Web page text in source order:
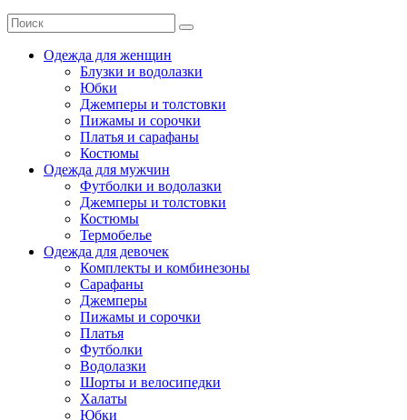
Одежда для женщин
Блузки и водолазки
Юбки
Джемперы и толстовки
Пижамы и сорочки
Платья и сарафаны
Костюмы
Одежда для мужчин
Футболки и водолазки
Джемперы и толстовки
Костюмы
Термобелье
Одежда для девочек
Комплекты и комбинезоны
Сарафаны
Джемперы
Пижамы и сорочки
Платья
Футболки
Водолазки
Шорты и велосипедки
Халаты
Юбки